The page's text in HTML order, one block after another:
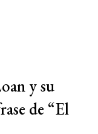
y su
de “El